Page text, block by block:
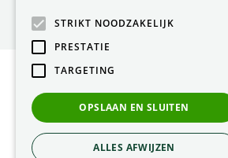
E.peacock@peacock.nl
Privacy Statement
Green Solutions
STRIKT NOODZAKELIJK
PRESTATIE
TARGETING
OPSLAAN EN SLUITEN
ALLES AFWIJZEN